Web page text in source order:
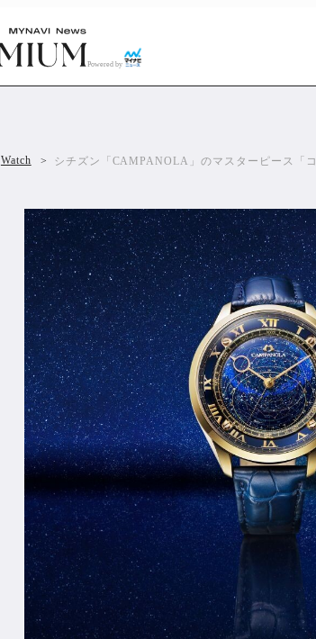
Powered by
Watch シチズン「CAMPANOLA」のマスターピース「